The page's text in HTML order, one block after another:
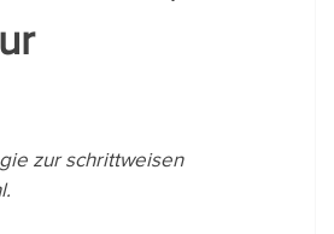
zur schrittweisen